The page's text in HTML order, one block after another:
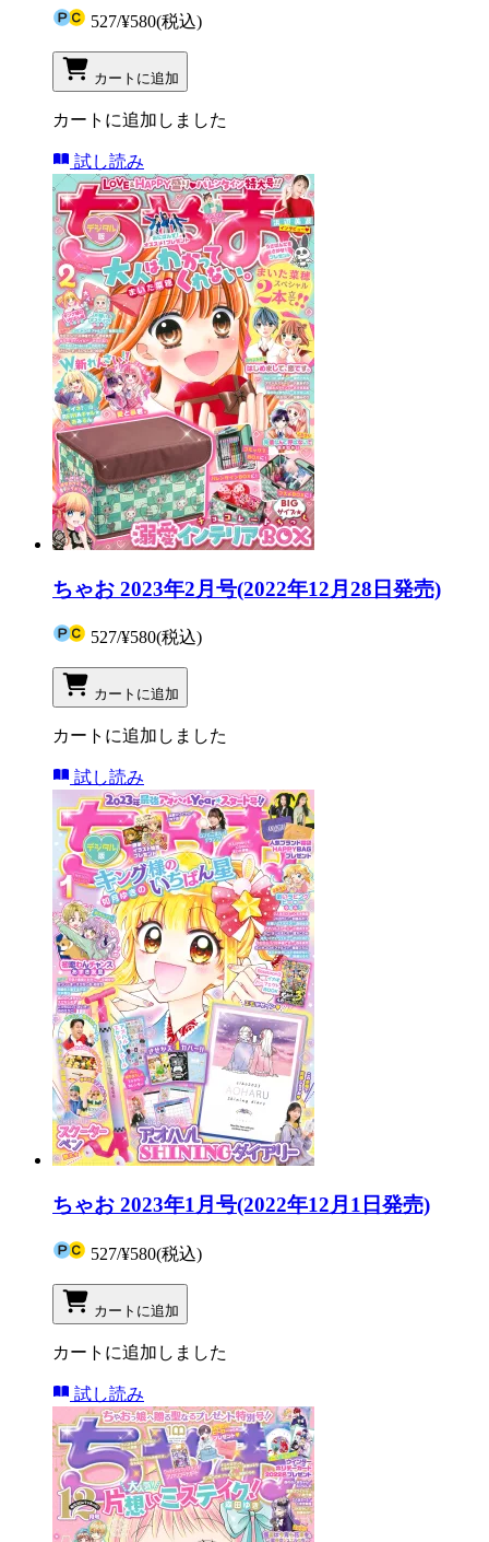
527/¥580(税込)
カートに追加
カートに追加しました
試し読み
ちゃお 2023年2月号(2022年12月28日発売)
527/¥580(税込)
カートに追加
カートに追加しました
試し読み
ちゃお 2023年1月号(2022年12月1日発売)
527/¥580(税込)
カートに追加
カートに追加しました
試し読み